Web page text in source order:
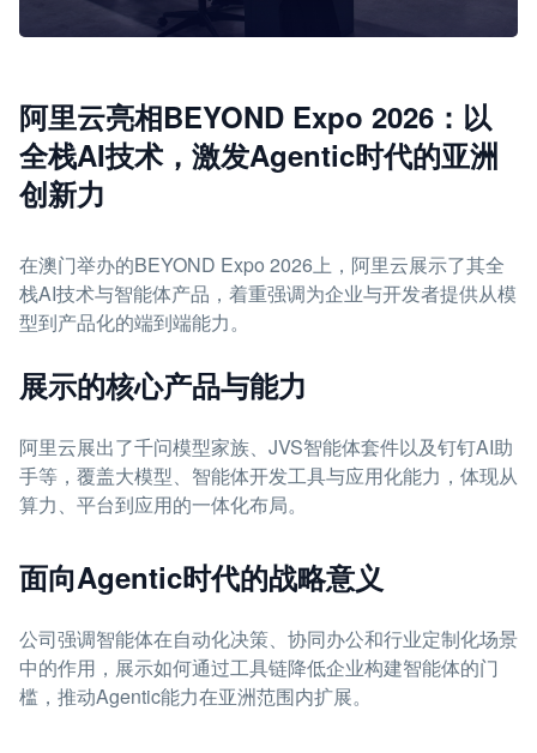
阿里云亮相BEYOND Expo 2026：以
全栈AI技术，激发Agentic时代的亚洲
创新力
在澳门举办的BEYOND Expo 2026上，阿里云展示了其全
栈AI技术与智能体产品，着重强调为企业与开发者提供从模
型到产品化的端到端能力。
展示的核心产品与能力
阿里云展出了千问模型家族、JVS智能体套件以及钉钉AI助
手等，覆盖大模型、智能体开发工具与应用化能力，体现从
算力、平台到应用的一体化布局。
面向Agentic时代的战略意义
公司强调智能体在自动化决策、协同办公和行业定制化场景
中的作用，展示如何通过工具链降低企业构建智能体的门
槛，推动Agentic能力在亚洲范围内扩展。